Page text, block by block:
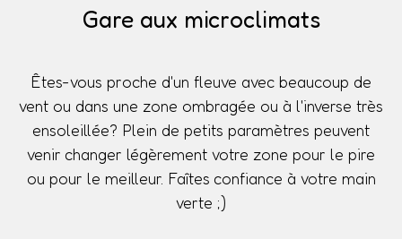
Gare aux microclimats
Êtes-vous proche d'un fleuve avec beaucoup de
vent ou dans une zone ombragée ou à l'inverse très
ensoleillée? Plein de petits paramètres peuvent
venir changer légèrement votre zone pour le pire
ou pour le meilleur. Faîtes confiance à votre main
verte ;)